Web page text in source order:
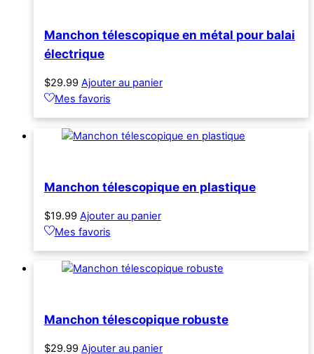
Manchon télescopique en métal pour balai
électrique
$29.99 Ajouter au panier
Mes favoris
Manchon télescopique en plastique
$19.99 Ajouter au panier
Mes favoris
Manchon télescopique robuste
$29.99 Ajouter au panier